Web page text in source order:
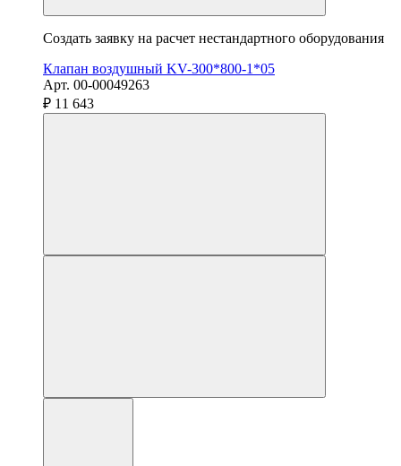
Создать заявку на расчет нестандартного оборудования
Клапан воздушный KV-300*800-1*05
Арт. 00-00049263
₽ 11 643